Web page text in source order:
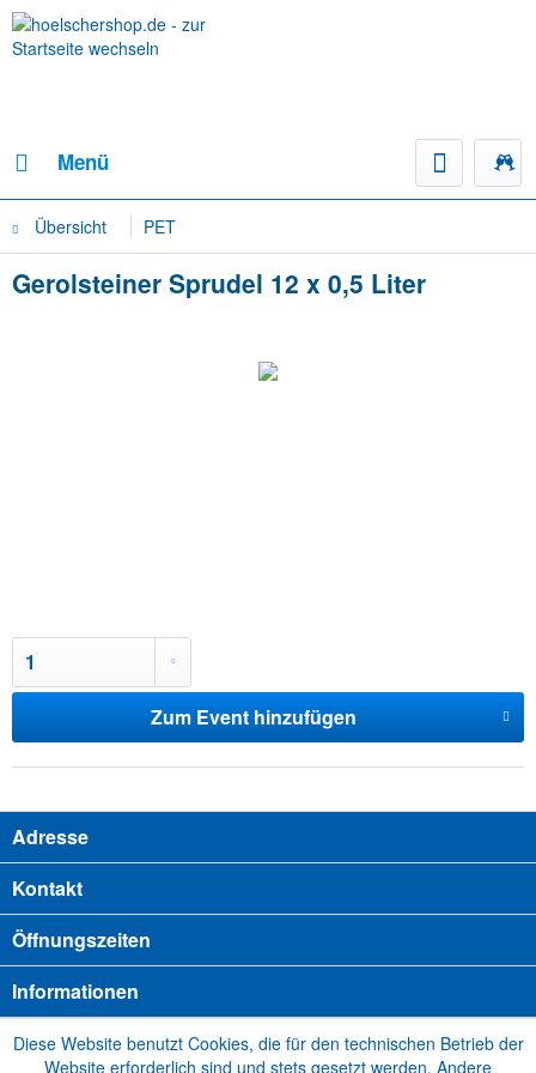
Menü
Übersicht PET
Gerolsteiner Sprudel 12 x 0,5 Liter
Zum Event hinzufügen
Adresse
Kontakt
Öffnungszeiten
Informationen
Diese Website benutzt Cookies, die für den technischen Betrieb der
Website erforderlich sind und stets gesetzt werden. Andere